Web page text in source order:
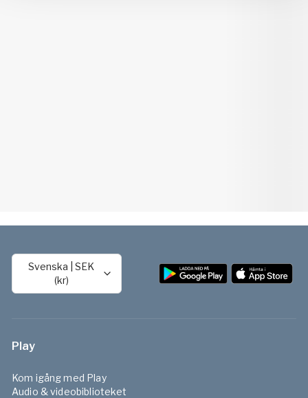
Svenska |SEK
(kr)
Play
Kom igång med Play
Audio & videobiblioteket